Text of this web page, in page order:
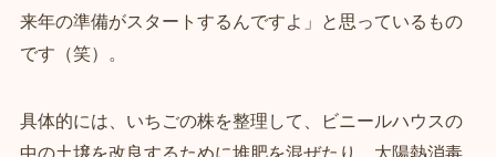
来年の準備がスタートするんですよ」と思っているもの
です（笑）。
具体的には、いちごの株を整理して、ビニールハウスの
中の土壌を改良するために堆肥を混ぜたり、太陽熱消毒